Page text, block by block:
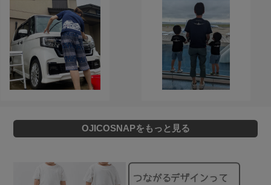
OJICOSNAPをもっと見る